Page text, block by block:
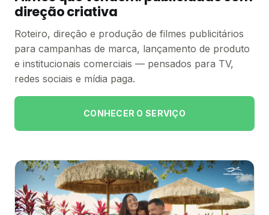
direção criativa
Roteiro, direção e produção de filmes publicitários
para campanhas de marca, lançamento de produto
e institucionais comerciais — pensados para TV,
redes sociais e mídia paga.
CONHECER O SERVIÇO